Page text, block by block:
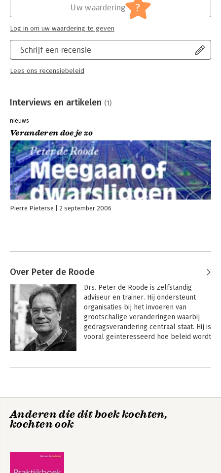
Schrijf een recensie
Lees ons recensiebeleid
Uw waardering ?
Log in om uw waardering te geven
Interviews en artikelen (1)
nieuws
Veranderen doe je zo
Pierre Pieterse 2 september 2006
Over Peter de Roode
Drs. Peter de Roode is zelfstandig
adviseur en trainer. Hij ondersteunt
organisaties bij het invoeren van
grootschalige veranderingen waarbij
gedragsverandering centraal staat. Hij is
vooral geïnteresseerd hoe beleid wordt
gevoelens over dat beleid bij elkaar?
verandermanagement. Toch zijn die
afdoende zijn om de HOE-vraag die
Andere boeken door Peter de Roode
Anderen die dit boek kochten,
kochten ook